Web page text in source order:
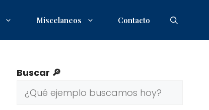
Miscelaneos Contacto
Buscar 🔎